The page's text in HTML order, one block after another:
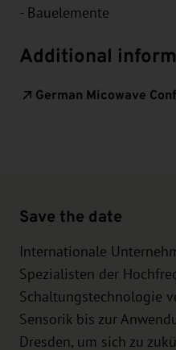
- Bauelemente
Additional
German Micowave
Save the date
Internationale
Spezialisten der
Schaltungstechnologie
Sensorik bis zur
Dresden, um sich zu